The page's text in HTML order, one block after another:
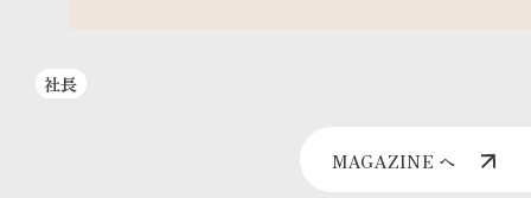
社長
MAGAZINE へ